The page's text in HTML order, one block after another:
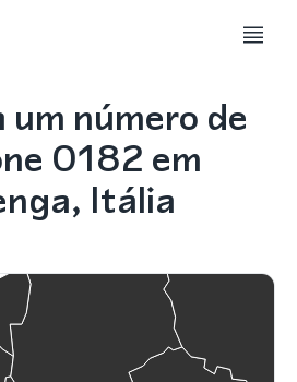
número de
0182 em
Itália